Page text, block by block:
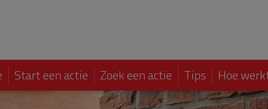
Start een actie Zoek een actie Tips Hoe